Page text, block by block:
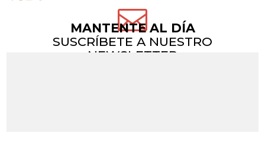

MANTENTE AL DÍA
SUSCRÍBETE A NUESTRO
NEWSLETTER